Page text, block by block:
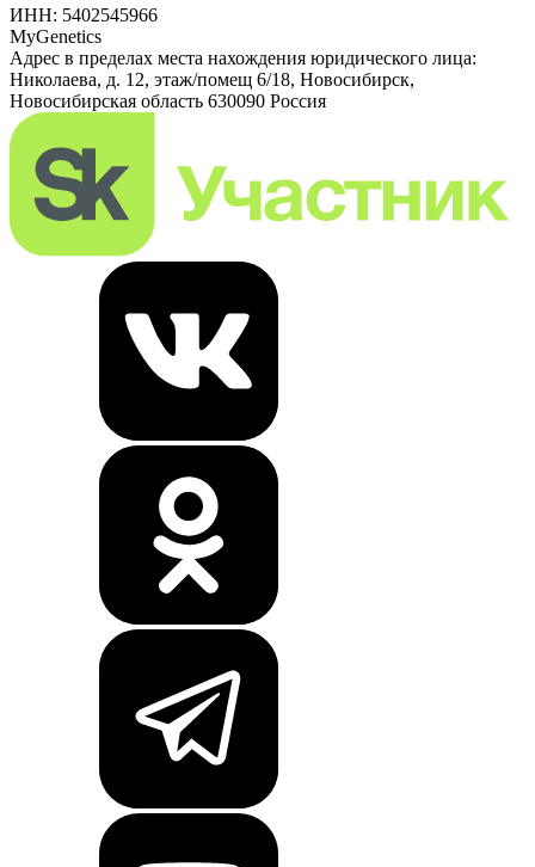
ИНН: 5402545966
MyGenetics
Адрес в пределах места нахождения юридического лица:
Николаева, д. 12, этаж/помещ 6/18, Новосибирск,
Новосибирская область 630090 Россия